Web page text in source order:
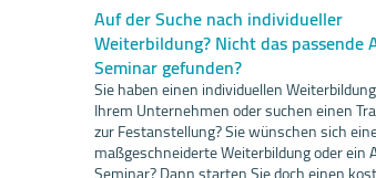
Auf der Suche nach individueller
Weiterbildung? Nicht das passende
Seminar gefunden?
Sie haben einen individuellen
Ihrem Unternehmen oder suchen einen
zur Festanstellung? Sie wünschen sich
maßgeschneiderte Weiterbildung oder ein